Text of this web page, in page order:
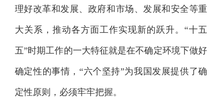
理好改革和发展、政府和市场、发展和安全等重
大关系，推动各方面工作实现新的跃升。“十五
五”时期工作的一大特征就是在不确定环境下做好
确定性的事情，“六个坚持”为我国发展提供了确
定性原则，必须牢牢把握。